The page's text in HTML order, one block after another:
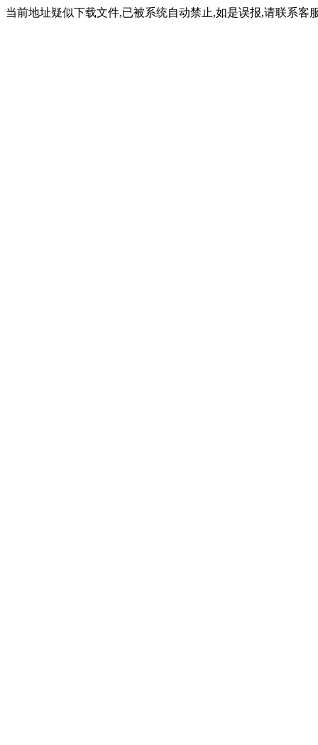
当前地址疑似下载文件,已被系统自动禁止,如是误报,请联系客